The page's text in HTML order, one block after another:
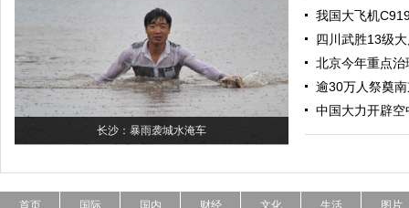
长沙：暴雨袭城水淹车
我国大飞机
四川武胜13级
北京今年重点治
逾30万人祭奠
中国大力开辟
首页 国际 国内 财经 文化 生活 图片